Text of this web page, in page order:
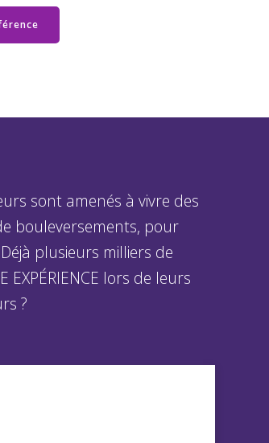
sont amenés à vivre des
bouleversements, pour
plusieurs milliers de
lors de leurs
?